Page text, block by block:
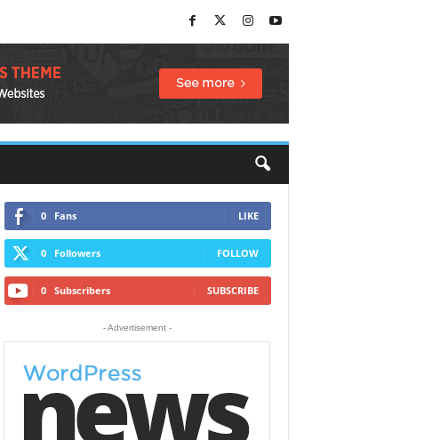
0 Fans LIKE
0 Followers FOLLOW
0 Subscribers SUBSCRIBE
- Advertisement -